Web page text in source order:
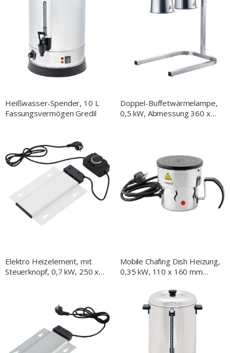
Heißwasser-Spender, 10 L
Fassungsvermögen Gredil
Doppel-Buffetwärmelampe,
0,5 kW, Abmessung 360 x
Elektro Heizelement, mit
Steuerknopf, 0,7 kW, 250 x
Mobile Chafing Dish Heizung,
0,35 kW, 110 x 160 mm